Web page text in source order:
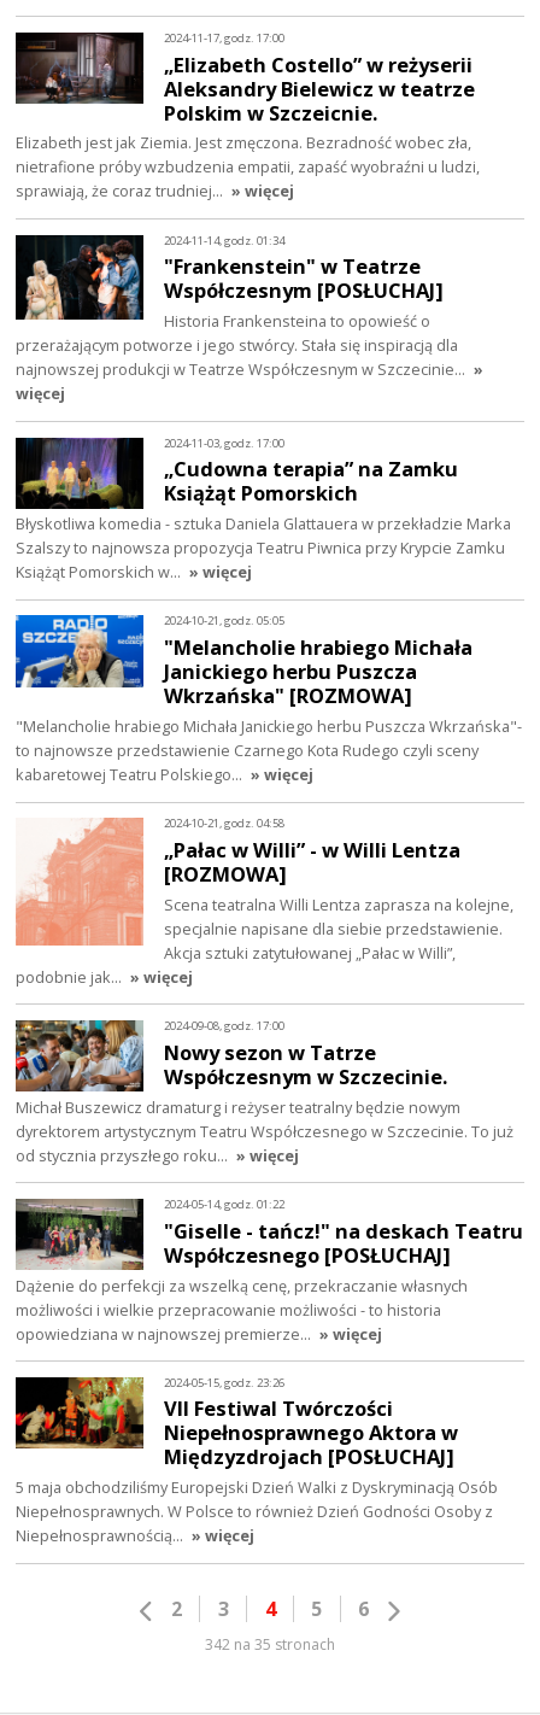
2024-11-17, godz. 17:00
„Elizabeth Costello” w reżyserii
Aleksandry Bielewicz w teatrze
Polskim w Szczeicnie.
Elizabeth jest jak Ziemia. Jest zmęczona. Bezradność wobec zła,
nietrafione próby wzbudzenia empatii, zapaść wyobraźni u ludzi,
sprawiają, że coraz trudniej… » więcej
2024-11-14, godz. 01:34
"Frankenstein" w Teatrze
Współczesnym [POSŁUCHAJ]
Historia Frankensteina to opowieść o
przerażającym potworze i jego stwórcy. Stała się inspiracją dla
najnowszej produkcji w Teatrze Współczesnym w Szczecinie… »
więcej
2024-11-03, godz. 17:00
„Cudowna terapia” na Zamku
Książąt Pomorskich
Błyskotliwa komedia - sztuka Daniela Glattauera w przekładzie Marka
Szalszy to najnowsza propozycja Teatru Piwnica przy Krypcie Zamku
Książąt Pomorskich w… » więcej
2024-10-21, godz. 05:05
"Melancholie hrabiego Michała
Janickiego herbu Puszcza
Wkrzańska" [ROZMOWA]
"Melancholie hrabiego Michała Janickiego herbu Puszcza Wkrzańska"-
to najnowsze przedstawienie Czarnego Kota Rudego czyli sceny
kabaretowej Teatru Polskiego… » więcej
2024-10-21, godz. 04:58
„Pałac w Willi” - w Willi Lentza
[ROZMOWA]
Scena teatralna Willi Lentza zaprasza na kolejne,
specjalnie napisane dla siebie przedstawienie.
Akcja sztuki zatytułowanej „Pałac w Willi”,
podobnie jak… » więcej
2024-09-08, godz. 17:00
Nowy sezon w Tatrze
Współczesnym w Szczecinie.
Michał Buszewicz dramaturg i reżyser teatralny będzie nowym
dyrektorem artystycznym Teatru Współczesnego w Szczecinie. To już
od stycznia przyszłego roku… » więcej
2024-05-14, godz. 01:22
"Giselle - tańcz!" na deskach Teatru
Współczesnego [POSŁUCHAJ]
Dążenie do perfekcji za wszelką cenę, przekraczanie własnych
możliwości i wielkie przepracowanie możliwości - to historia
opowiedziana w najnowszej premierze… » więcej
2024-05-15, godz. 23:26
VII Festiwal Twórczości
Niepełnosprawnego Aktora w
Międzyzdrojach [POSŁUCHAJ]
5 maja obchodziliśmy Europejski Dzień Walki z Dyskryminacją Osób
Niepełnosprawnych. W Polsce to również Dzień Godności Osoby z
Niepełnosprawnością… » więcej
2 3 4 5 6
342 na 35 stronach